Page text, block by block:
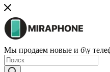
Мы продаем новые и б\у